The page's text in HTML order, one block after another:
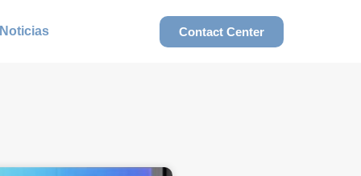
Noticias Contact Center